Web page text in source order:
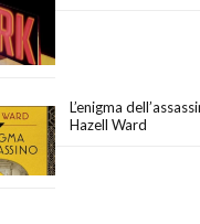
L’enigma
Hazell Ward